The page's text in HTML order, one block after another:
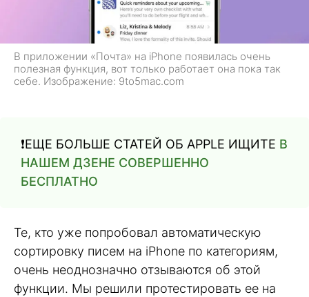
В приложении «Почта» на iPhone появилась очень
полезная функция, вот только работает она пока так
себе. Изображение: 9to5mac.com
❗️ЕЩЕ БОЛЬШЕ СТАТЕЙ ОБ APPLE ИЩИТЕ В
НАШЕМ ДЗЕНЕ СОВЕРШЕННО
БЕСПЛАТНО
Те, кто уже попробовал автоматическую
сортировку писем на iPhone по категориям,
очень неоднозначно отзываются об этой
функции. Мы решили протестировать ее на